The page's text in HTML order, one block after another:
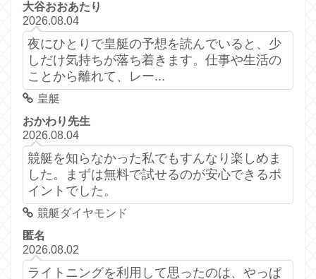
大谷おおあたり
2026.08.04
夜にひとりで皇艇の予想を読んでいると、少
しだけ気持ちが落ち着きます。仕事や生活の
ことから離れて、レー...
皇艇
おかわり先生
2026.08.04
競艇を知らなかった私でもすんなり楽しめま
した。まずは無料で試せるのが安心できるポ
イントでした。
競艇ダイヤモンド
匿名
2026.08.02
ライトニングを利用して思ったのは、やっぱ